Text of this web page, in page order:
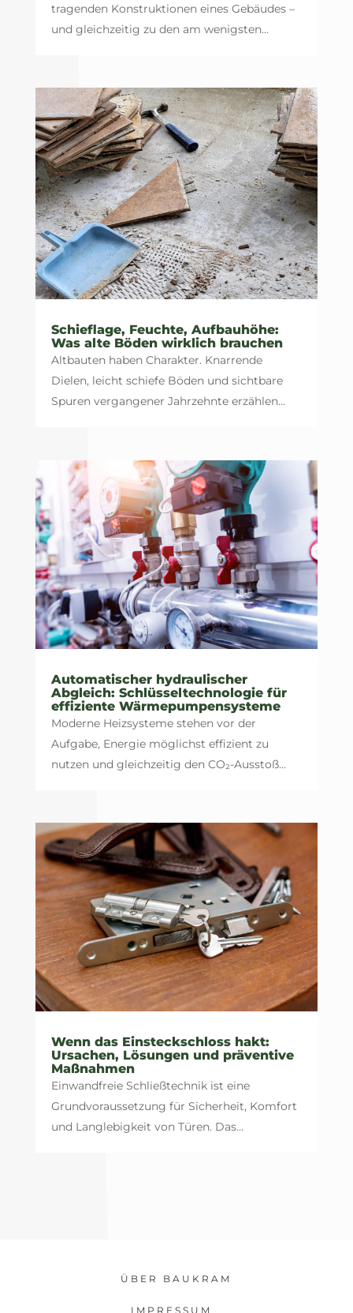
tragenden Konstruktionen eines Gebäudes –
und gleichzeitig zu den am wenigsten...
Schieflage, Feuchte, Aufbauhöhe:
Was alte Böden wirklich brauchen
Altbauten haben Charakter. Knarrende
Dielen, leicht schiefe Böden und sichtbare
Spuren vergangener Jahrzehnte erzählen...
Automatischer hydraulischer
Abgleich: Schlüsseltechnologie für
effiziente Wärmepumpensysteme
Moderne Heizsysteme stehen vor der
Aufgabe, Energie möglichst effizient zu
nutzen und gleichzeitig den CO₂-Ausstoß...
Wenn das Einsteckschloss hakt:
Ursachen, Lösungen und präventive
Maßnahmen
Einwandfreie Schließtechnik ist eine
Grundvoraussetzung für Sicherheit, Komfort
und Langlebigkeit von Türen. Das...
ÜBER BAUKRAM
IMPRESSUM